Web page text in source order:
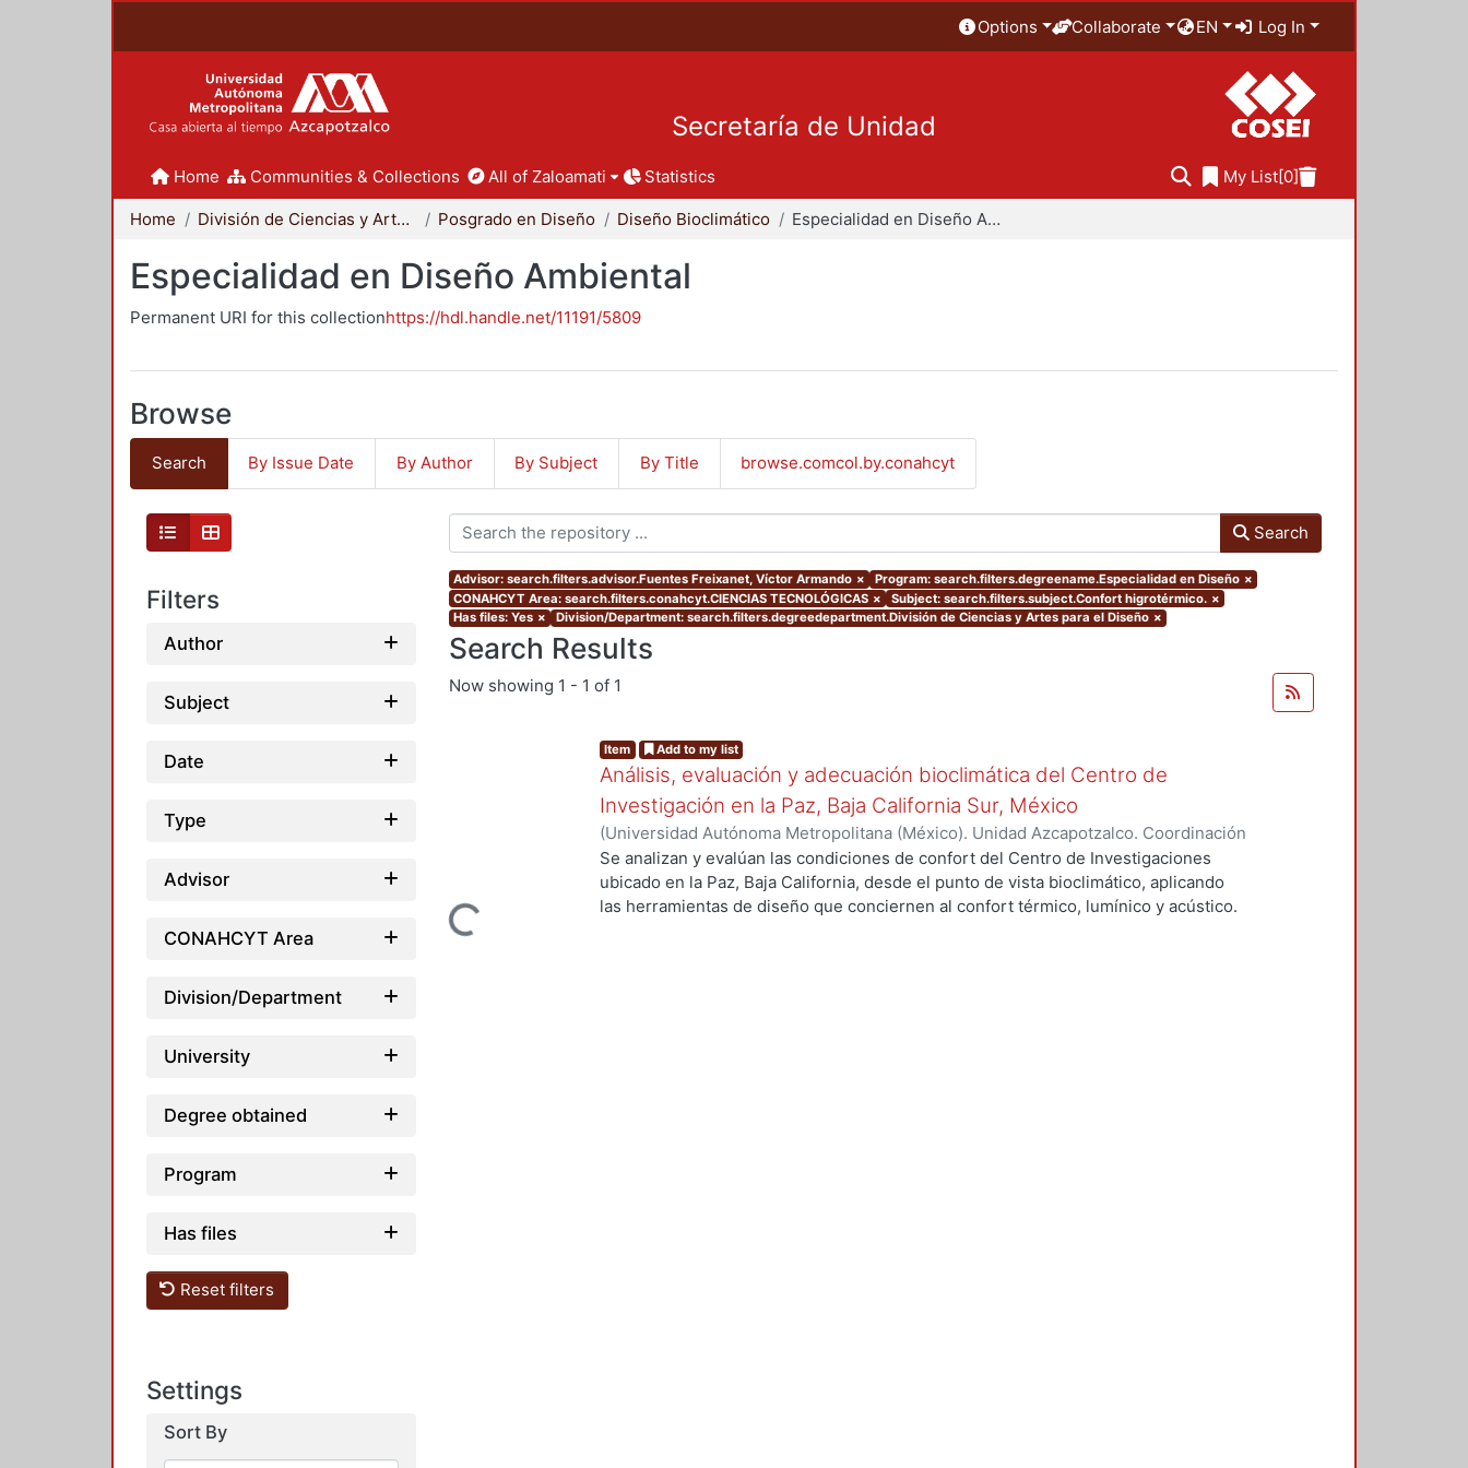
Options Collaborate EN Log In
Secretaría de Unidad
Home Communities & Collections All of Zaloamati Statistics My List[0]
Home División de Ciencias y Artes para el Diseño Posgrado en Diseño Diseño Bioclimático Especialidad en Diseño Ambiental
Especialidad en Diseño Ambiental
Permanent URI for this collectionhttps://hdl.handle.net/11191/5809
Browse
Search By Issue Date By Author By Subject By Title browse.comcol.by.conahcyt
Filters
Author
Subject
Date
Type
Advisor
CONAHCYT Area
Division/Department
University
Degree obtained
Program
Has files
Reset filters
Settings
Sort By
Search
Advisor: search.filters.advisor.Fuentes Freixanet, Víctor Armando × Program: search.filters.degreename.Especialidad en Diseño ×
CONAHCYT Area: search.filters.conahcyt.CIENCIAS TECNOLÓGICAS × Subject: search.filters.subject.Confort higrotérmico. ×
Has files: Yes × Division/Department: search.filters.degreedepartment.División de Ciencias y Artes para el Diseño ×
Search Results
Now showing 1 - 1 of 1
Loading...
Item Add to my list
Análisis, evaluación y adecuación bioclimática del Centro de
Investigación en la Paz, Baja California Sur, México
(Universidad Autónoma Metropolitana (México). Unidad Azcapotzalco. Coordinación
de Servicios de Información.,1999-12 )García Tavera, José Luis
Se analizan y evalúan las condiciones de confort del Centro de Investigaciones
ubicado en la Paz, Baja California, desde el punto de vista bioclimático, aplicando
las herramientas de diseño que conciernen al confort térmico, lumínico y acústico.